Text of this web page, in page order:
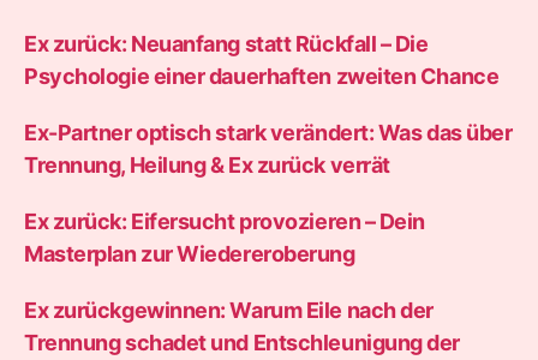
Ex zurück: Neuanfang statt Rückfall – Die
Psychologie einer dauerhaften zweiten Chance
Ex-Partner optisch stark verändert: Was das über
Trennung, Heilung & Ex zurück verrät
Ex zurück: Eifersucht provozieren – Dein
Masterplan zur Wiedereroberung
Ex zurückgewinnen: Warum Eile nach der
Trennung schadet und Entschleunigung der